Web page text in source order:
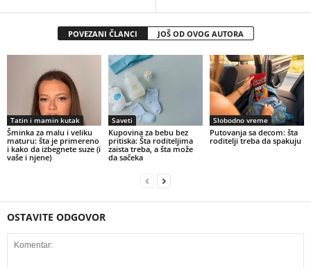
POVEZANI ČLANCI JOŠ OD OVOG AUTORA
Tatin i mamin kutak
Šminka za malu i veliku
maturu: šta je primereno
i kako da izbegnete suze (i
vaše i njene)
Saveti
Kupovina za bebu bez
pritiska: Šta roditeljima
zaista treba, a šta može
da sačeka
Slobodno vreme
Putovanja sa decom: šta
roditelji treba da spakuju
OSTAVITE ODGOVOR